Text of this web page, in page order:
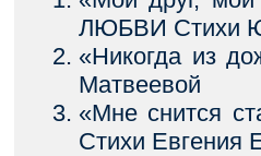
ЛЮБВИ Стихи
«Никогда из
Матвеевой
«Мне снится
Стихи Евгения